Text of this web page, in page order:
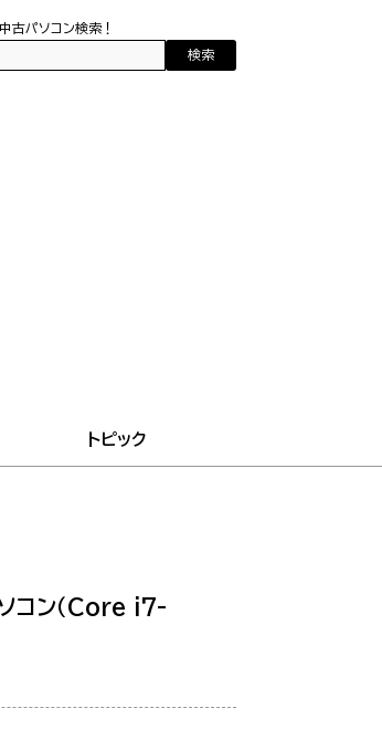
古パソコン検索！
検索
トピック
コン（Core i7-